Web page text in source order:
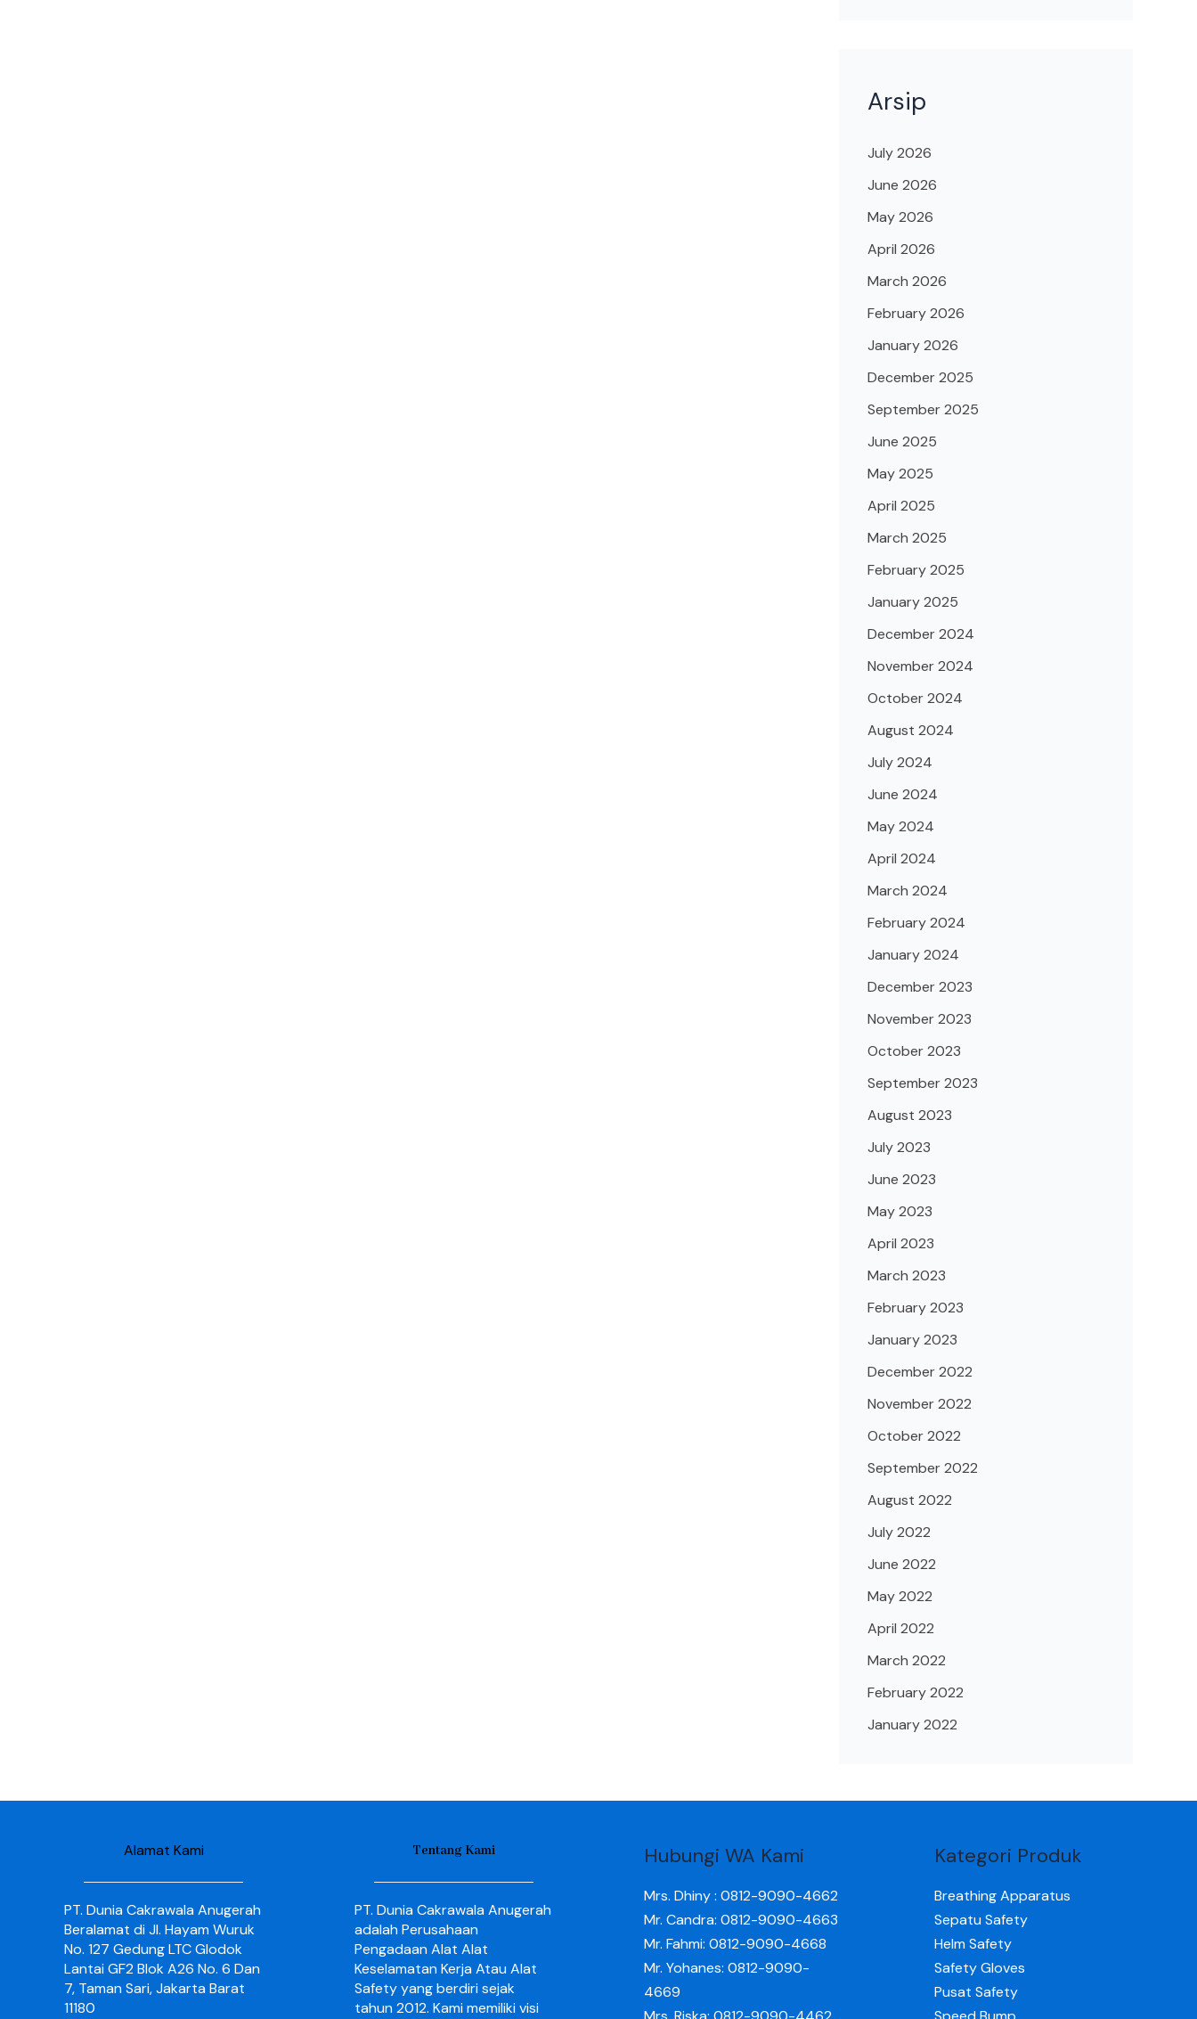
Arsip
July 2026
June 2026
May 2026
April 2026
March 2026
February 2026
January 2026
December 2025
September 2025
June 2025
May 2025
April 2025
March 2025
February 2025
January 2025
December 2024
November 2024
October 2024
August 2024
July 2024
June 2024
May 2024
April 2024
March 2024
February 2024
January 2024
December 2023
November 2023
October 2023
September 2023
August 2023
July 2023
June 2023
May 2023
April 2023
March 2023
February 2023
January 2023
December 2022
November 2022
October 2022
September 2022
August 2022
July 2022
June 2022
May 2022
April 2022
March 2022
February 2022
January 2022
Alamat Kami
PT. Dunia Cakrawala Anugerah
Beralamat di Jl. Hayam Wuruk
No. 127 Gedung LTC Glodok
Lantai GF2 Blok A26 No. 6 Dan
7, Taman Sari, Jakarta Barat
11180
Tentang Kami
PT. Dunia Cakrawala Anugerah
adalah Perusahaan
Pengadaan Alat Alat
Keselamatan Kerja Atau Alat
Safety yang berdiri sejak
tahun 2012. Kami memiliki visi
Hubungi WA Kami
Mrs. Dhiny : 0812-9090-4662
Mr. Candra: 0812-9090-4663
Mr. Fahmi: 0812-9090-4668
Mr. Yohanes: 0812-9090-
4669
Kategori Produk
Breathing Apparatus
Sepatu Safety
Helm Safety
Safety Gloves
Pusat Safety